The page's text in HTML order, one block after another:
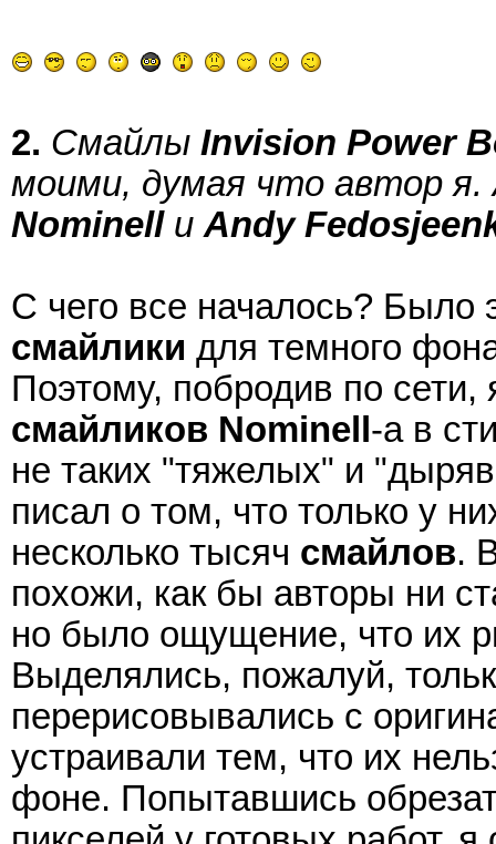
2. Смайлы Invision Power
моими, думая что автор
Nominellи Andy
С чего все началось?
смайлики для темного
Поэтому, побродив по
смайликов Nominell-а в
не таких "тяжелых" и
писал о том, что только у
несколько тысяч смайлов.
похожи, как бы авторы ни
но было ощущение, что их
Выделялись, пожалуй,
перерисовывались с
устраивали тем, что их
фоне. Попытавшись